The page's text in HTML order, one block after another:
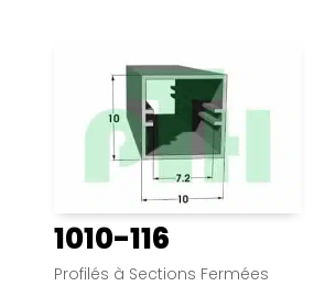
1010-116
Profilés à Sections Fermées